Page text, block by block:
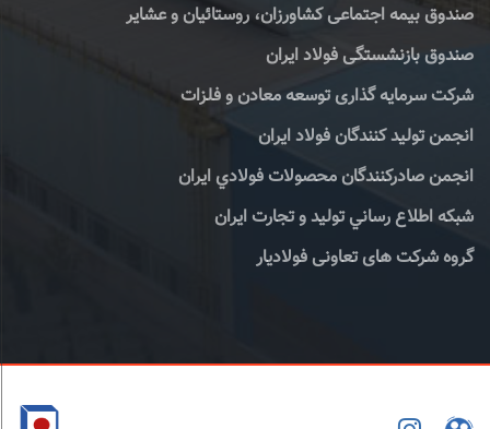
صندوق بیمه اجتماعی کشاورزان، روستائیان و عشایر
صندوق بازنشستگی فولاد ایران
شرکت سرمایه گذاری توسعه معادن و فلزات
انجمن تولید کنندگان فولاد ایران
انجمن صادركنندگان محصولات فولادي ايران
شبكه اطلاع رساني توليد و تجارت ايران
گروه شرکت های تعاونی فولادیار